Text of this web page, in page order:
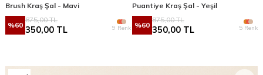
Brush Kraş Şal - Mavi
%60
875,00TL
350,00 TL 9 Renk
Puantiye Kraş Şal - Yeşil
%60
875,00TL
350,00 TL 5 Renk